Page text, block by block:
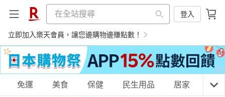
登入
立即加入樂天會員，讓您邊購物邊賺點數！
購物網分類
免運 美食 保健 民生用品 居家 3C